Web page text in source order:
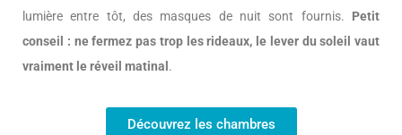
lumière entre tôt, des masques de nuit sont fournis. Petit
conseil : ne fermez pas trop les rideaux, le lever du soleil vaut
vraiment le réveil matinal .
Découvrez les chambres